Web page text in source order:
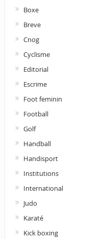
Boxe
Breve
Cnog
Cyclisme
Editorial
Escrime
Foot feminin
Football
Golf
Handball
Handisport
Institutions
International
Judo
Karaté
Kick boxing